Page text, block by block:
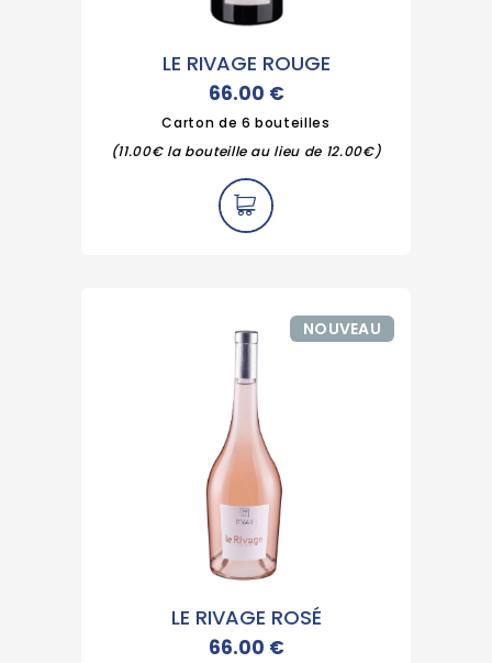
LE RIVAGE ROUGE
66.00 €
Carton de 6 bouteilles
(11.00€ la bouteille au lieu de 12.00€)
LE RIVAGE ROSÉ
66.00 €
NOUVEAU